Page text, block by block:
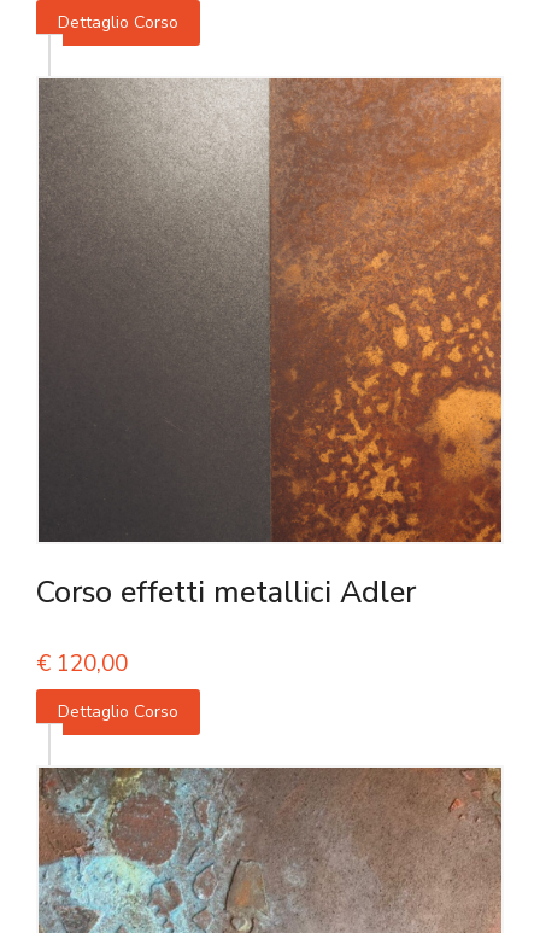
Dettaglio Corso
Corso effetti metallici Adler
€ 120,00
Dettaglio Corso